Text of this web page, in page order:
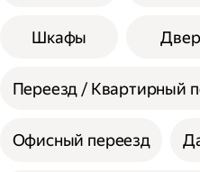
Шкафы
Переезд / Квартирный
Офисный переезд